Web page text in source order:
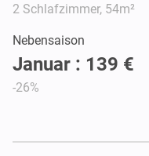
2 Schlafzimmer, 54m²
Nebensaison
Januar : 139 €
-26%